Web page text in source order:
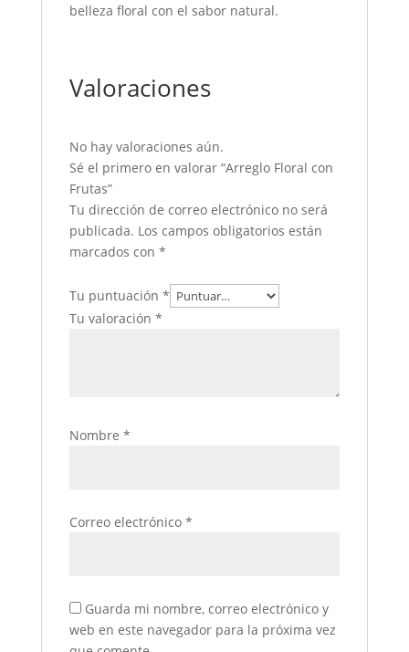
belleza floral con el sabor natural.
Valoraciones
No hay valoraciones aún.
Sé el primero en valorar “Arreglo Floral con
Frutas”
Tu dirección de correo electrónico no será
publicada. Los campos obligatorios están
marcados con *
Tu puntuación *
Tu valoración *
Nombre *
Correo electrónico *
Guarda mi nombre, correo electrónico y
web en este navegador para la próxima vez